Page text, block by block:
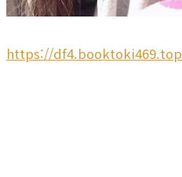
https://df4.booktoki469.top